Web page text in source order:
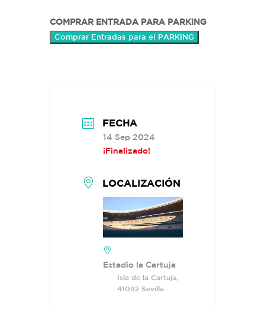
COMPRAR ENTRADA PARA PARKING
Comprar Entradas para el PARKING
FECHA
14 Sep 2024
¡Finalizado!
LOCALIZACIÓN
Estadio la Cartuja
Isla de la Cartuja,
41092 Sevilla